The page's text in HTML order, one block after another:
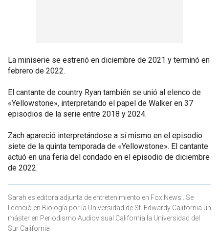
La miniserie se estrenó en diciembre de 2021 y terminó en
febrero de 2022.
El cantante de country Ryan también se unió al elenco de
«Yellowstone», interpretando el papel de Walker en 37
episodios de la serie entre 2018 y 2024.
Zach apareció interpretándose a sí mismo en el episodio
siete de la quinta temporada de «Yellowstone». El cantante
actuó en una feria del condado en el episodio de diciembre
de 2022.
Sarah es editora adjunta de entretenimiento en Fox News . Se
licenció en Biología por la Universidad de St. Edwardy California un
máster en Periodismo Audiovisual California la Universidad del
Sur California .